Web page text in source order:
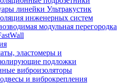
линейки Ультракустик
инженерных систем
модульная перегородка
эластомеры и
подложки
виброизоляторы
и виброкрепления